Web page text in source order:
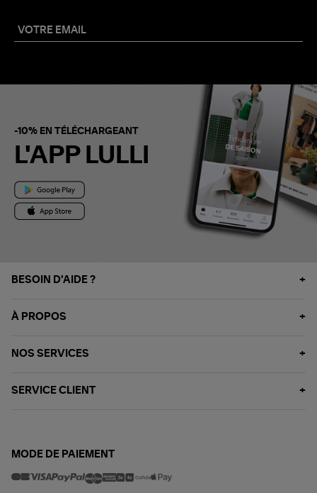
-10% EN TÉLÉCHARGEANT
L'APP LULLI
BESOIN D'AIDE ?
À PROPOS
NOS SERVICES
SERVICE CLIENT
MODE DE PAIEMENT